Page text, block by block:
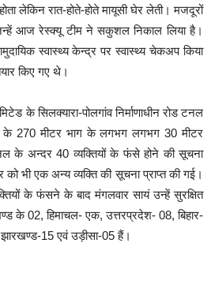
लेकिन रात-होते-होते मायूसी घेर लेती। मजदूरों
आज रेस्क्यू टीम ने सकुशल निकाल लिया है।
स्वास्थ्य केन्द्र पर स्वास्थ्य चेकअप किया
किए गए थे।
के सिलक्यारा-पोलगांव निर्माणाधीन रोड टनल
270 मीटर भाग के लगभग लगभग 30 मीटर
के अन्दर 40 व्यक्तियों के फंसे होने की सूचना
भी एक अन्य व्यक्ति की सूचना प्राप्त की गई।
के फंसने के बाद मंगलवार सायं उन्हें सुरक्षित
के 02, हिमाचल- एक, उत्तरप्रदेश- 08, बिहार-
15 एवं उड़ीसा-05 हैं।